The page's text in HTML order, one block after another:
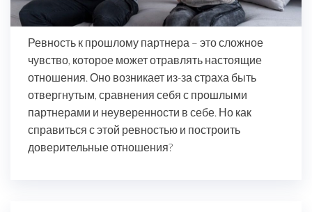
Ревность к прошлому партнера – это сложное
чувство, которое может отравлять настоящие
отношения. Оно возникает из-за страха быть
отвергнутым, сравнения себя с прошлыми
партнерами и неуверенности в себе. Но как
справиться с этой ревностью и построить
доверительные отношения?